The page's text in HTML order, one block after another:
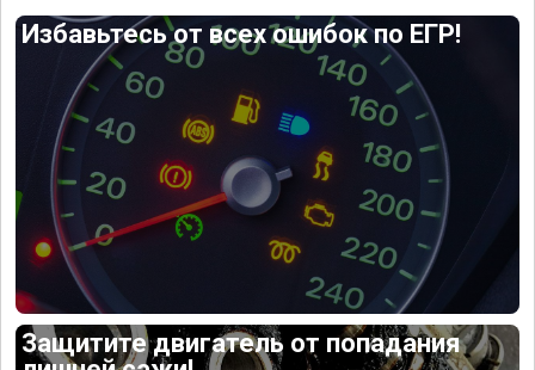
Избавьтесь от всех ошибок по ЕГР!
Защитите двигатель от попадания